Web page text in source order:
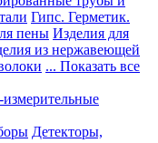
Гипс. Герметик.
пены Изделия для
из нержавеющей
... Показать все
Детекторы,